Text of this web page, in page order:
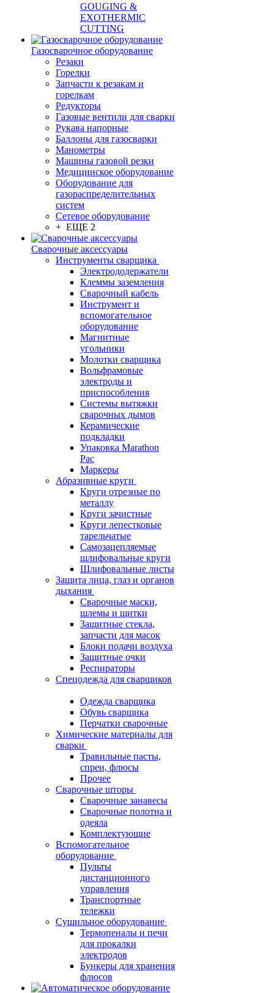
GOUGING &
EXOTHERMIC
CUTTING
Газосварочное оборудование
Резаки
Горелки
Запчасти к резакам и
горелкам
Редукторы
Газовые вентили для сварки
Рукава напорные
Баллоны для газосварки
Манометры
Машины газовой резки
Медицинское оборудование
Оборудование для
газораспределительных
систем
Сетевое оборудование
+ ЕЩЕ 2
Сварочные аксессуары
Инструменты сварщика
Электрододержатели
Клеммы заземления
Сварочный кабель
Инструмент и
вспомогательное
оборудование
Магнитные
угольники
Молотки сварщика
Вольфрамовые
электроды и
приспособления
Системы вытяжки
сварочных дымов
Керамические
подкладки
Упаковка Marathon
Pac
Маркеры
Абразивные круги
Круги отрезные по
металлу
Круги зачистные
Круги лепестковые
тарельчатые
Самозацепляемые
шлифовальные круги
Шлифовальные листы
Защита лица, глаз и органов
дыхания
Сварочные маски,
шлемы и щитки
Защитные стекла,
запчасти для масок
Блоки подачи воздуха
Защитные очки
Респираторы
Спецодежда для сварщиков
Одежда сварщика
Обувь сварщика
Перчатки сварочные
Химические материалы для
сварки
Травильные пасты,
спреи, флюсы
Прочее
Сварочные шторы
Сварочные занавесы
Сварочные полотна и
одеяла
Комплектующие
Вспомогательное
оборудование
Пульты
дистанционного
управления
Транспортные
тележки
Сушильное оборудование
Термопеналы и печи
для прокалки
электродов
Бункеры для хранения
флюсов